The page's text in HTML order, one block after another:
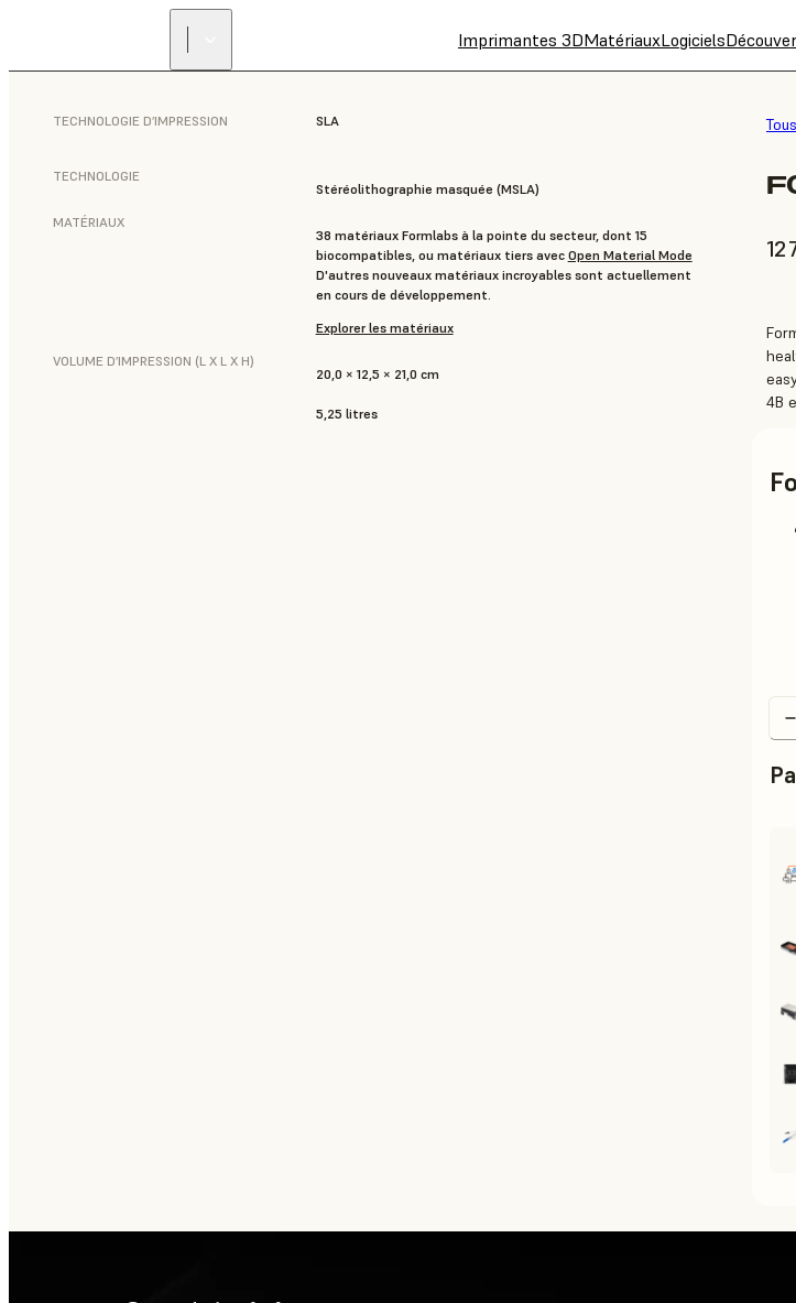
Imprimantes 3DMatériauxLogiciels
12
TECHNOLOGIE D’IMPRESSION SLA
TECHNOLOGIE
Stéréolithographie masquée (MSLA)
MATÉRIAUX
38 matériaux Formlabs à la pointe du secteur, dont 15
biocompatibles, ou matériaux tiers avec Open Material Mode
D'autres nouveaux matériaux incroyables sont actuellement
en cours de développement.
Explorer les matériaux
VOLUME D’IMPRESSION (L X L X H)
20,0 × 12,5 × 21,0 cm
5,25 litres
4B